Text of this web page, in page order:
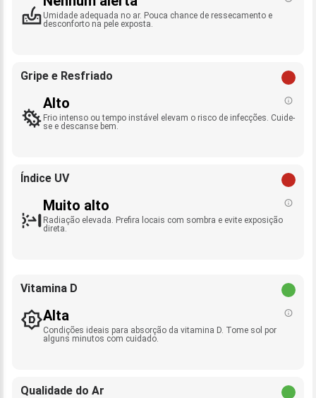
Umidade adequada no ar. Pouca chance de ressecamento e
desconforto na pele exposta.
Gripe e Resfriado
Alto
Frio intenso ou tempo instável elevam o risco de infecções. Cuide-
se e descanse bem.
Índice UV
Muito alto
Radiação elevada. Prefira locais com sombra e evite exposição
direta.
Vitamina D
Alta
Condições ideais para absorção da vitamina D. Tome sol por
alguns minutos com cuidado.
Qualidade do Ar